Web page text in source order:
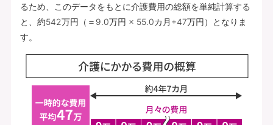
るため、このデータをもとに介護費用の総額を単純計算する
と、約542万円（＝9.0万円 × 55.0カ月+47万円）となりま
す。